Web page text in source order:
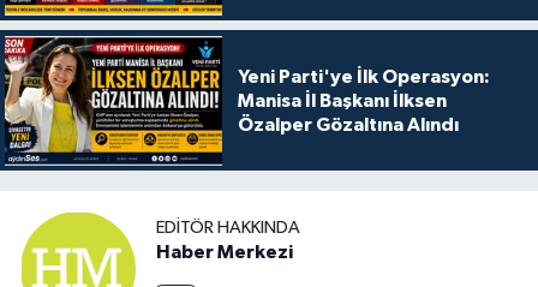
Yeni Parti'ye İlk Operasyon:
Manisa İl Başkanı İlksen
Özalper Gözaltına Alındı
EDITÖR HAKKINDA
Haber Merkezi